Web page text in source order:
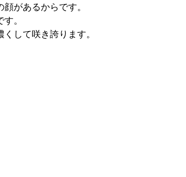
があるからです。
。
して咲き誇ります。